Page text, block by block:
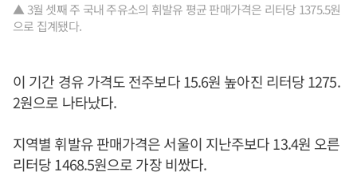
▲ 3월 셋째 주 국내 주유소의 휘발유 평균 판매가격은 리터당 1375.5원
으로 집계됐다.
이 기간 경유 가격도 전주보다 15.6원 높아진 리터당 1275.
2원으로 나타났다.
지역별 휘발유 판매가격은 서울이 지난주보다 13.4원 오른
리터당 1468.5원으로 가장 비쌌다.